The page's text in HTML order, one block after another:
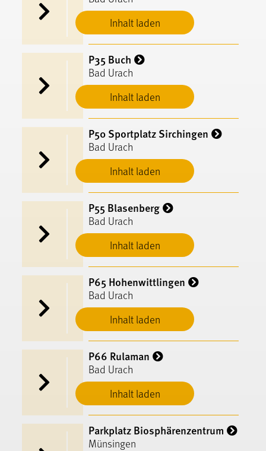
Inhalt laden
Inhalt laden
P35 Buch
Bad Urach
Inhalt laden
P50 Sportplatz Sirchingen
Bad Urach
Inhalt laden
P55 Blasenberg
Bad Urach
Inhalt laden
P65 Hohenwittlingen
Bad Urach
Inhalt laden
P66 Rulaman
Bad Urach
Parkplatz Biosphärenzentrum
Münsingen